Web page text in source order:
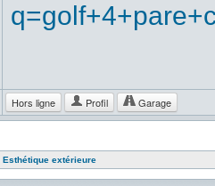
Hors ligne Profil Garage
Esthétique extérieure